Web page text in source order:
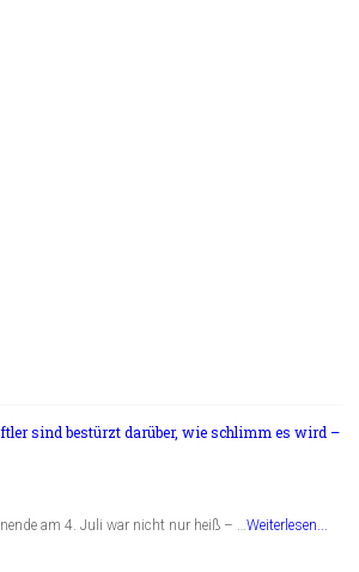
sind bestürzt darüber, wie schlimm es wird –
am 4. Juli war nicht nur heiß – …Weiterlesen...